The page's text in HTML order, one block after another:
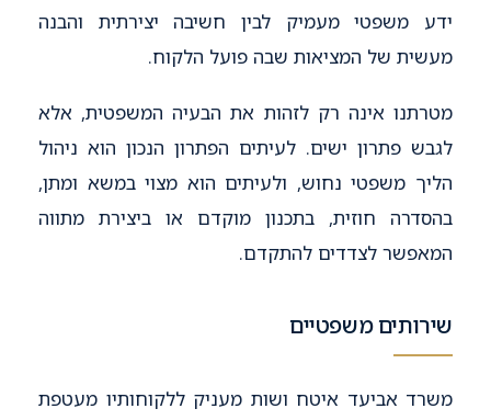
ידע משפטי מעמיק לבין חשיבה יצירתית והבנה
מעשית של המציאות שבה פועל הלקוח.
מטרתנו אינה רק לזהות את הבעיה המשפטית, אלא
לגבש פתרון ישים. לעיתים הפתרון הנכון הוא ניהול
הליך משפטי נחוש, ולעיתים הוא מצוי במשא ומתן,
בהסדרה חוזית, בתכנון מוקדם או ביצירת מתווה
המאפשר לצדדים להתקדם.
שירותים משפטיים
משרד אביעד איטח ושות מעניק ללקוחותיו מעטפת